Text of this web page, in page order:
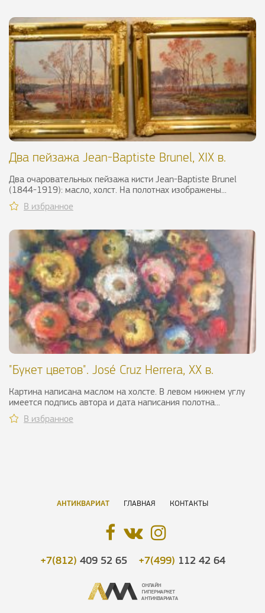
Два пейзажа Jean-Baptiste Brunel, XIX в.
Два очаровательных пейзажа кисти Jean-Baptiste Brunel
(1844-1919): масло, холст. На полотнах изображены...
В избранное
"Букет цветов". José Cruz Herrera, ХХ в.
Картина написана маслом на холсте. В левом нижнем углу
имеется подпись автора и дата написания полотна...
В избранное
АНТИКВАРИАТ ГЛАВНАЯ КОНТАКТЫ
+7(812) 409 52 65 +7(499) 112 42 64